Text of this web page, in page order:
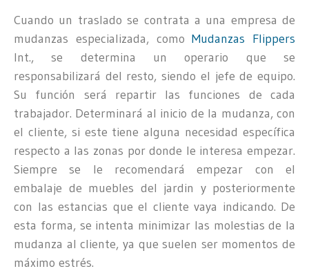
Cuando un traslado se contrata a una empresa de
mudanzas especializada, comoMudanzas Flippers
Int., se determina un operario que se
responsabilizará del resto, siendo el jefe de equipo.
Su función será repartir las funciones de cada
trabajador. Determinará al inicio de la mudanza, con
el cliente, si este tiene alguna necesidad específica
respecto a las zonas por donde le interesa empezar.
Siempre se le recomendará empezar con el
embalaje de muebles del jardin y posteriormente
con las estancias que el cliente vaya indicando. De
esta forma, se intenta minimizar las molestias de la
mudanza al cliente, ya que suelen ser momentos de
máximo estrés.